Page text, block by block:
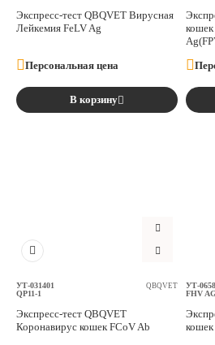
Экспресс-тест QBQVET Вирусная
Лейкемия FeLV Ag
Персональная цена
В корзину
УТ-031401
QP11-1
QBQVET
Экспресс-тест QBQVET
Коронавирус кошек FCoV Ab
УТ-
FHV